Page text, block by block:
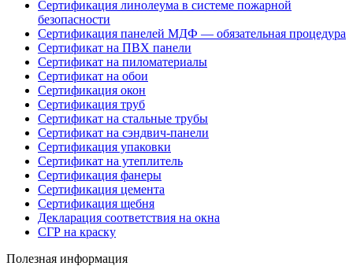
Сертификация линолеума в системе пожарной
безопасности
Сертификация панелей МДФ — обязательная процедура
Сертификат на ПВХ панели
Сертификат на пиломатериалы
Сертификат на обои
Сертификация окон
Сертификация труб
Сертификат на стальные трубы
Сертификат на сэндвич-панели
Сертификация упаковки
Сертификат на утеплитель
Сертификация фанеры
Сертификация цемента
Сертификация щебня
Декларация соответствия на окна
СГР на краску
Полезная информация